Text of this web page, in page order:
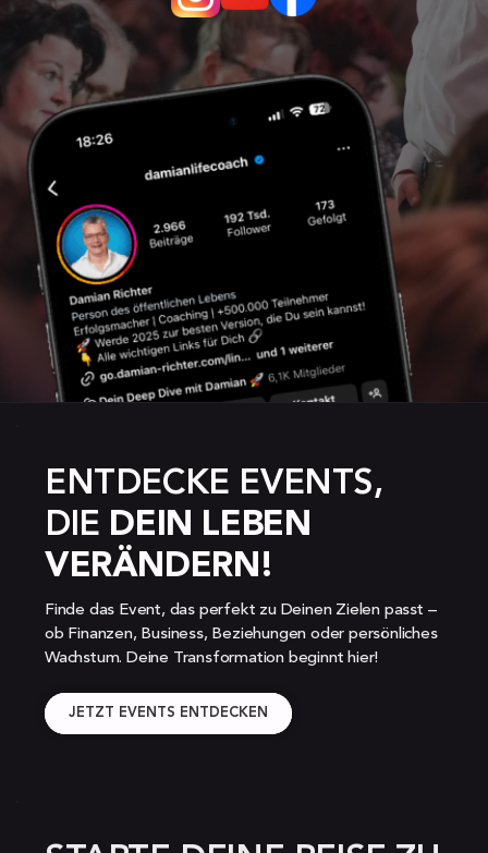
ENTDECKE EVENTS,
DIE DEIN LEBEN
VERÄNDERN!
Finde das Event, das perfekt zu Deinen Zielen passt –
ob Finanzen, Business, Beziehungen oder persönliches
Wachstum. Deine Transformation beginnt hier!
JETZT EVENTS ENTDECKEN